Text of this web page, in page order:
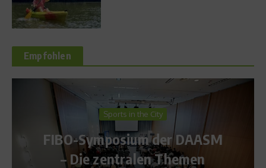
Empfohlen
Sports in the City
FIBO-Symposium der DAASM
– Die zentralen Themen